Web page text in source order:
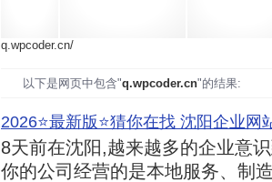
q.wpcoder.cn/
以下是网页中包含"q.wpcoder.cn"的结果:
2026⭐️最新版⭐️猜你在找 沈阳企业网
8天前在沈阳,越来越多的企业意
你的公司经营的是本地服务、制